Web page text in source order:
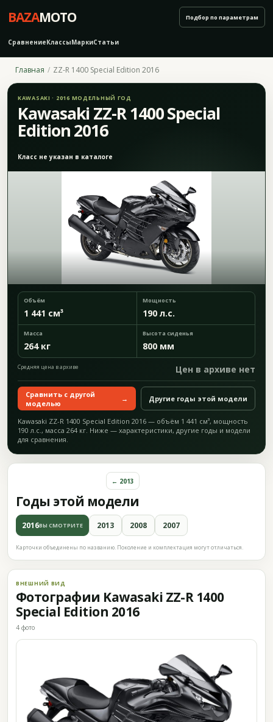
BAZAMOTO
СравнениеКлассыМаркиСтатьи
Подбор по параметрам
Главная ZZ-R 1400 Special Edition 2016
KAWASAKI · 2016 МОДЕЛЬНЫЙ ГОД
Kawasaki ZZ-R 1400 Special
Edition 2016
Класс не указан в каталоге
Объём
1 441 см³
Мощность
190 л.с.
Масса
264 кг
Высота сиденья
800 мм
Средняя цена в архиве Цен в архиве нет
Сравнить с другой
моделью
→ Другие годы этой модели
Kawasaki ZZ-R 1400 Special Edition 2016 — объём 1 441 см³, мощность
190 л.с., масса 264 кг. Ниже — характеристики, другие годы и модели
для сравнения.
Годы этой модели
← 2013
2016ВЫ СМОТРИТЕ 2013 2008 2007
Карточки объединены по названию. Поколение и комплектация могут отличаться.
ВНЕШНИЙ ВИД
Фотографии Kawasaki ZZ-R 1400
Special Edition 2016
4 фото